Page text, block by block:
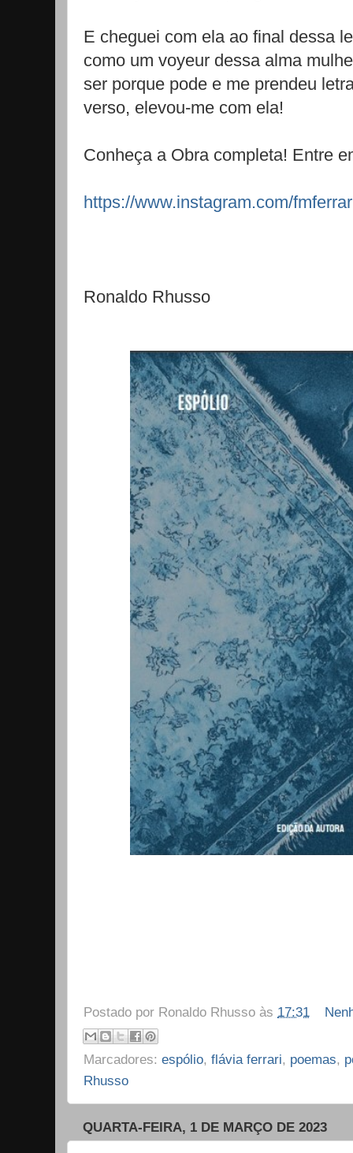
E cheguei com ela ao final dessa
como um voyeur dessa alma
ser porque pode e me prendeu
verso, elevou-me com ela!
Conheça a Obra completa! Entre
https://www.instagram.com/
Ronaldo Rhusso
Postado por Ronaldo Rhusso às 17:31
Marcadores: espólio, flávia ferrari, poemas,
Rhusso
QUARTA-FEIRA, 1 DE MARÇO DE 2023